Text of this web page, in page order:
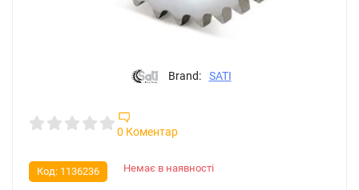
Brand: SATI
0 Коментар
Немає в наявності
Код: 1136236